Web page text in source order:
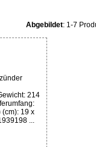
Abgebildet: 1-7
214
(cm): 19 x
...